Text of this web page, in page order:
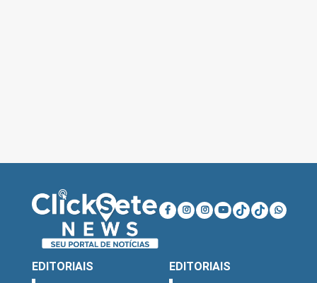
EDITORIAIS EDITORIAIS